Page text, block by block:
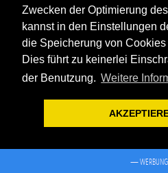
Zwecken der Optimierung
kannst in den Einstellungen
die Speicherung von Cookies
Dies führt zu keinerlei
der Benutzung. Weitere
—